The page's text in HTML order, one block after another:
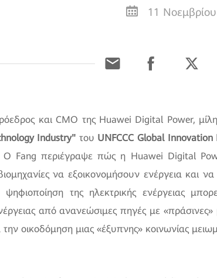
11
και CMO της Huawei Digital Power,
Industry" του UNFCCC Global Innovation
Ο Fang περιέγραψε πώς η Huawei Digital
να εξοικονομήσουν ενέργεια
της ηλεκτρικής ενέργειας
από ανανεώσιμες πηγές με
την οικοδόμηση μιας «έξυπνης» κοινωνίας